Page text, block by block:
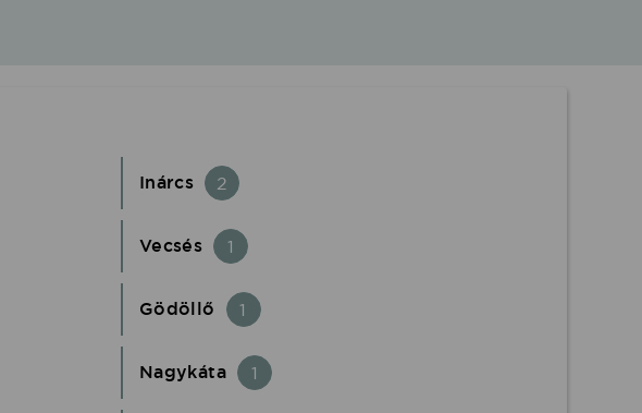
Inárcs 2
Vecsés 1
Gödöllő 1
Nagykáta 1